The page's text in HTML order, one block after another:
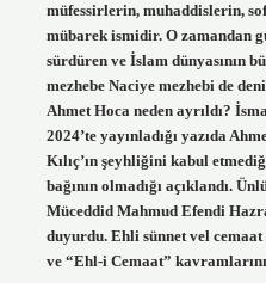
müfessirlerin, muhaddislerin,
mübarek ismidir. O zamandan
sürdüren ve İslam dünyasının
mezhebe Naciye mezhebi de
Ahmet Hoca neden ayrıldı?
2024’te yayınladığı yazıda
Kılıç’ın şeyhliğini kabul
bağının olmadığı açıklandı.
Müceddid Mahmud Efendi
duyurdu. Ehli sünnet vel
ve “Ehl-i Cemaat”